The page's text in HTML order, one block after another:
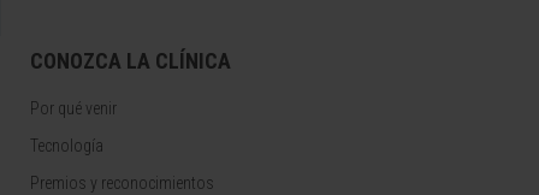
CONOZCA LA CLÍNICA
Por qué venir
Tecnología
Premios y reconocimientos